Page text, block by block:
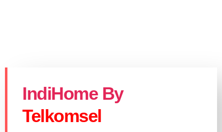
IndiHome By
Telkomsel